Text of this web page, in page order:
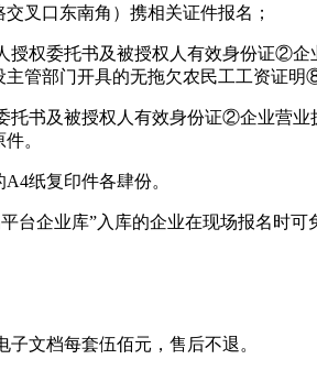
叉口东南角）携相关证件报名；
权委托书及被授权人有效身份证②
管部门开具的无拖欠农民工工资证
书及被授权人有效身份证②企业营业
。
纸复印件各肆份。
企业库”入库的企业在现场报名时可
文档每套伍佰元，售后不退。